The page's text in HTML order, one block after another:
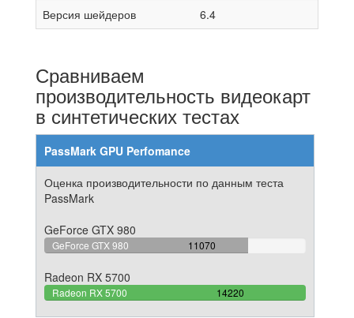
Версия шейдеров
6.4
Сравниваем
производительность видеокарт
в синтетических тестах
PassMark GPU Perfomance
Оценка производительности по данным теста
PassMark
GeForce GTX 980
GeForce GTX 980 11070
77.848101265823%
Radeon RX 5700
Radeon RX 5700 14220
100%